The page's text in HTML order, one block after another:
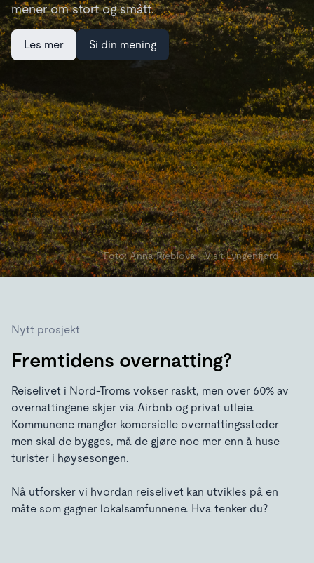
mener om stort og smått.
Les mer Si din mening
Foto: Anna Rieblova - Visit Lyngenfjord
Nytt prosjekt
Fremtidens overnatting?
Reiselivet i Nord-Troms vokser raskt, men over 60% av
overnattingene skjer via Airbnb og privat utleie.
Kommunene mangler komersielle overnattingssteder –
men skal de bygges, må de gjøre noe mer enn å huse
turister i høysesongen.
Nå utforsker vi hvordan reiselivet kan utvikles på en
måte som gagner lokalsamfunnene. Hva tenker du?